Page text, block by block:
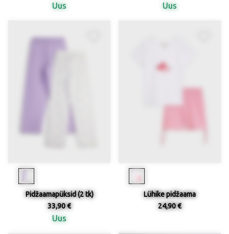
Uus Uus
Pidžaamapüksid (2 tk)
33,90 €
Uus
Lühike pidžaama
24,90 €